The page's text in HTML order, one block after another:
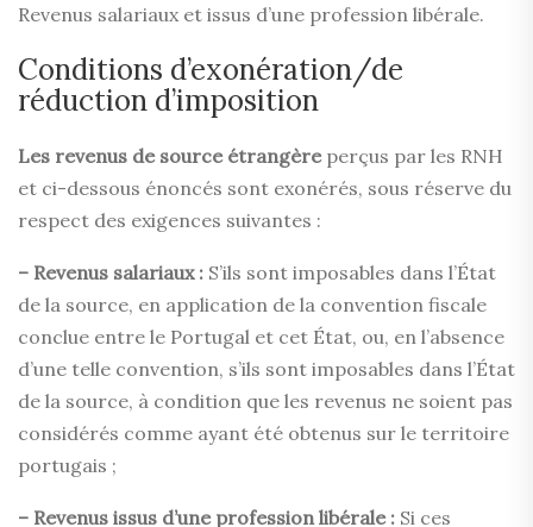
Revenus salariaux et issus d’une profession libérale.
Conditions d’exonération/de
réduction d’imposition
Les revenus de source étrangère perçus par les RNH
et ci-dessous énoncés sont exonérés, sous réserve du
respect des exigences suivantes :
– Revenus salariaux : S’ils sont imposables dans l’État
de la source, en application de la convention fiscale
conclue entre le Portugal et cet État, ou, en l’absence
d’une telle convention, s’ils sont imposables dans l’État
de la source, à condition que les revenus ne soient pas
considérés comme ayant été obtenus sur le territoire
portugais ;
– Revenus issus d’une profession libérale : Si ces